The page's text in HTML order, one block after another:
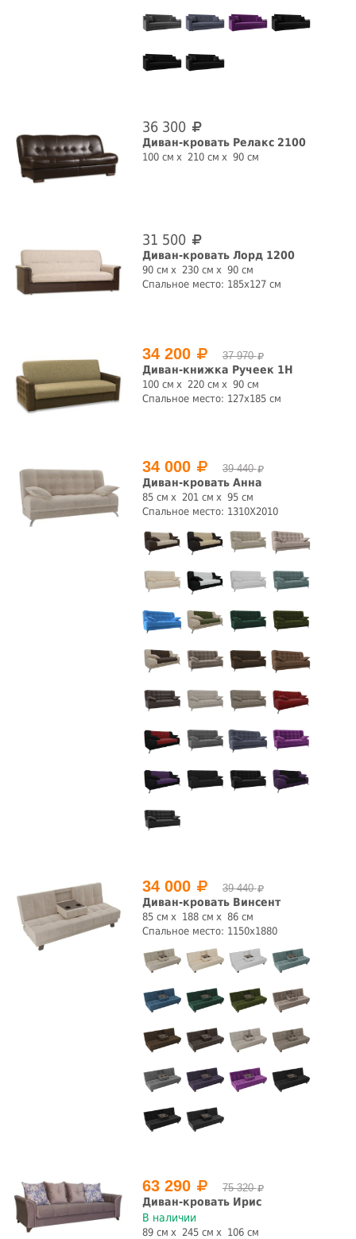
36 300
Диван-кровать Релакс 2100
100 см 210 см 90 см
31 500
Диван-кровать Лорд 1200
90 см 230 см
90 см
Спальное место: 185x127 см
34 200 37 970
Диван-книжка Ручеек 1Н
100 см 220 см
90 см
Спальное место: 127х185 см
34 000 39 440
Диван-кровать Анна
85 см 201 см
95 см
Спальное место: 1310Х2010
34 000 39 440
Диван-кровать Винсент
85 см 188 см
86 см
Спальное место: 1150х1880
63 290 75 320
Диван-кровать Ирис
В наличии
89 см 245 см
106 см